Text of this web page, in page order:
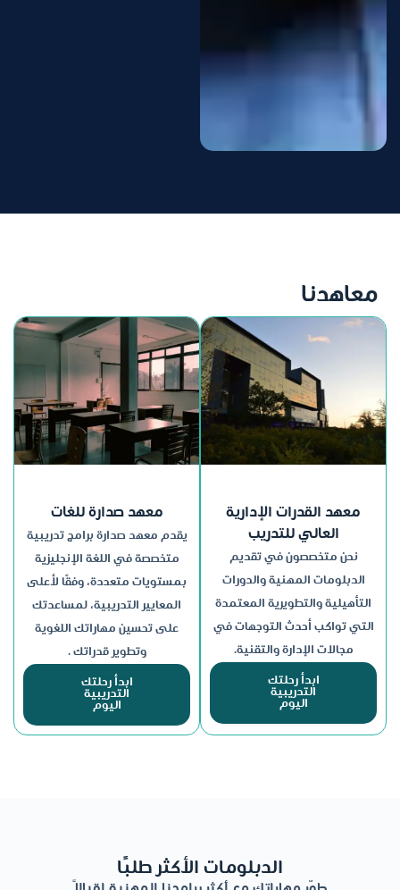
معاهدنا
معهد القدرات الإدارية
العالي للتدريب
نحن متخصصون في تقديم
الدبلومات المهنية والدورات
التأهيلية والتطويرية المعتمدة
التي تواكب أحدث التوجهات في
مجالات الإدارة والتقنية.
ابدأ رحلتك
التدريبية
اليوم
معهد صدارة للغات
يقدم معهد صدارة برامج تدريبية
متخصصة في اللغة الإنجليزية
بمستويات متعددة، وفقًا لأعلى
المعايير التدريبية، لمساعدتك
على تحسين مهاراتك اللغوية
وتطوير قدراتك .
ابدأ رحلتك
التدريبية
اليوم
الدبلومات الأكثر طلبًا